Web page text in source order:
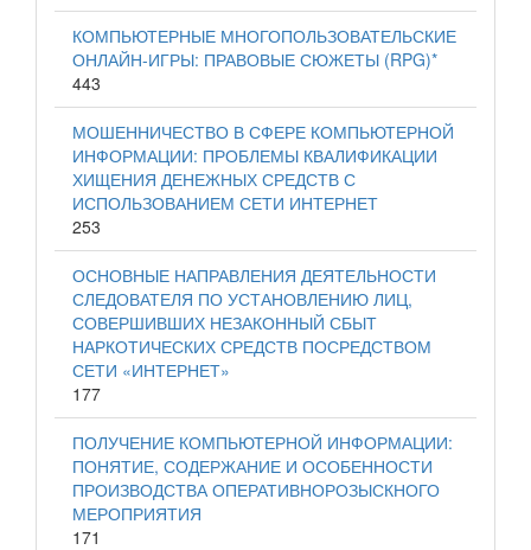
КОМПЬЮТЕРНЫЕ МНОГОПОЛЬЗОВАТЕЛЬСКИЕ
ОНЛАЙН-ИГРЫ: ПРАВОВЫЕ СЮЖЕТЫ (RPG)*
443
МОШЕННИЧЕСТВО В СФЕРЕ КОМПЬЮТЕРНОЙ
ИНФОРМАЦИИ: ПРОБЛЕМЫ КВАЛИФИКАЦИИ
ХИЩЕНИЯ ДЕНЕЖНЫХ СРЕДСТВ С
ИСПОЛЬЗОВАНИЕМ СЕТИ ИНТЕРНЕТ
253
ОСНОВНЫЕ НАПРАВЛЕНИЯ ДЕЯТЕЛЬНОСТИ
СЛЕДОВАТЕЛЯ ПО УСТАНОВЛЕНИЮ ЛИЦ,
СОВЕРШИВШИХ НЕЗАКОННЫЙ СБЫТ
НАРКОТИЧЕСКИХ СРЕДСТВ ПОСРЕДСТВОМ
СЕТИ «ИНТЕРНЕТ»
177
ПОЛУЧЕНИЕ КОМПЬЮТЕРНОЙ ИНФОРМАЦИИ:
ПОНЯТИЕ, СОДЕРЖАНИЕ И ОСОБЕННОСТИ
ПРОИЗВОДСТВА ОПЕРАТИВНОРОЗЫСКНОГО
МЕРОПРИЯТИЯ
171